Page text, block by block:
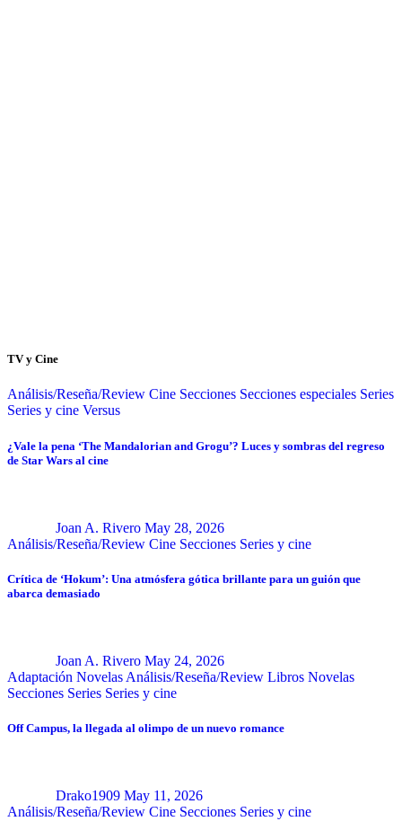
TV y Cine
Análisis/Reseña/Review Cine Secciones Secciones especiales Series
Series y cine Versus
¿Vale la pena ‘The Mandalorian and Grogu’? Luces y sombras del regreso
de Star Wars al cine
Joan A. Rivero May 28, 2026
Análisis/Reseña/Review Cine Secciones Series y cine
Crítica de ‘Hokum’: Una atmósfera gótica brillante para un guión que
abarca demasiado
Joan A. Rivero May 24, 2026
Adaptación Novelas Análisis/Reseña/Review Libros Novelas
Secciones Series Series y cine
Off Campus, la llegada al olimpo de un nuevo romance
Drako1909 May 11, 2026
Análisis/Reseña/Review Cine Secciones Series y cine